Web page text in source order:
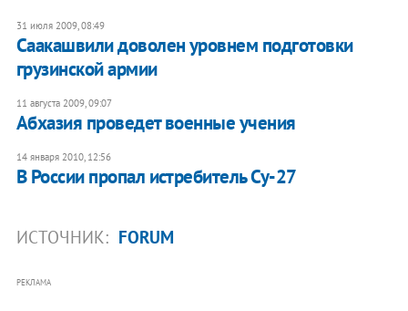
31 июля 2009, 08:49
Саакашвили доволен уровнем подготовки
грузинской армии
11 августа 2009, 09:07
Абхазия проведет военные учения
14 января 2010, 12:56
В России пропал истребитель Су-27
ИСТОЧНИК: FORUM
РЕКЛАМА